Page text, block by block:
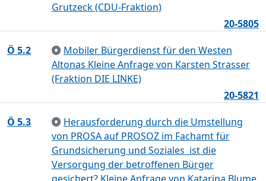
Grutzeck (CDU-Fraktion)
20-5805
Ö 5.2
Mobiler Bürgerdienst für den Westen
Altonas Kleine Anfrage von Karsten Strasser
(Fraktion DIE LINKE)
20-5821
Ö 5.3
Herausforderung durch die Umstellung
von PROSA auf PROSOZ im Fachamt für
Grundsicherung und Soziales  ist die
Versorgung der betroffenen Bürger